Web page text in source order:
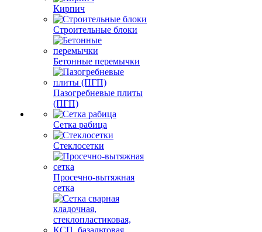
Кирпич
Строительные блоки
Бетонные перемычки
Пазогребневые плиты
(ПГП)
Сетка рабица
Стеклосетки
Просечно-вытяжная
сетка